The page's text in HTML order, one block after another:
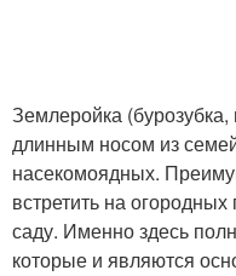
Землеройка
длинным носом из
насекомоядных.
встретить на
саду. Именно здесь
которые и являются